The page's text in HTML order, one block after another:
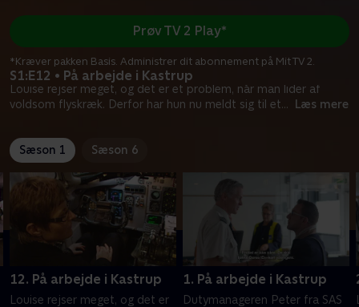
S1:E12 • På arbejde i Kastrup
Louise rejser meget, og det er et problem, når man lider af
voldsom flyskræk. Derfor har hun nu meldt sig til et... Læs mere
Prøv TV 2 Play*
*Kræver pakken Basis. Administrer dit abonnement på Mit TV 2.
Sæson 1 Sæson 6
12. På arbejde i Kastrup
Louise rejser meget, og det er
1. På arbejde i Kastrup
Dutymanageren Peter fra SAS